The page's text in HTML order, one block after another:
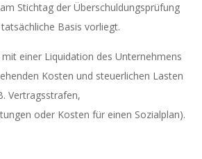
Stichtag der Überschuldungsprüfung
Basis vorliegt.
einer Liquidation des Unternehmens
Kosten und steuerlichen Lasten
Vertragsstrafen,
oder Kosten für einen Sozialplan).